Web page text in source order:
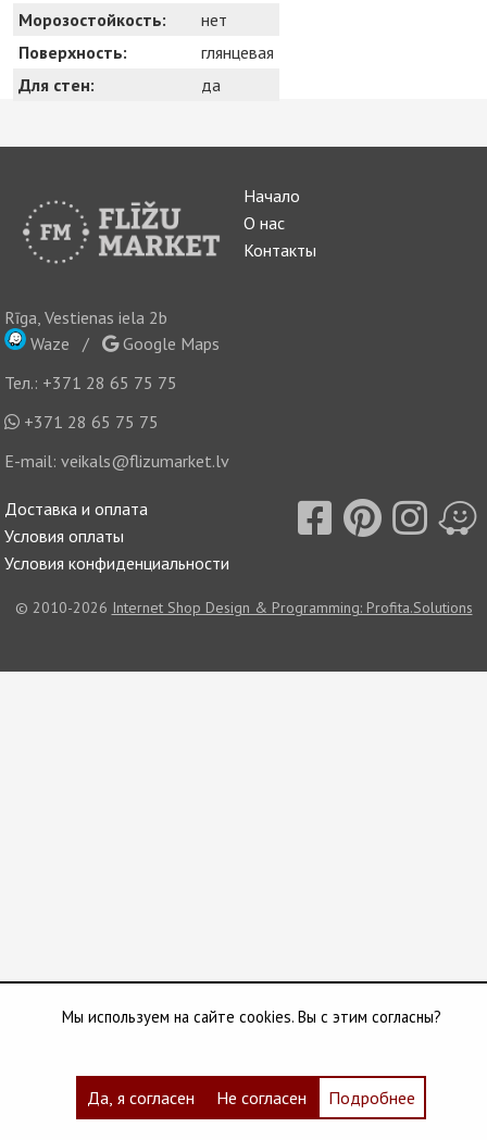
Морозостойкость:
нет
Поверхность:
глянцевая
Для стен:
да
Rīga, Vestienas iela 2b
Waze /
Google Maps
Тел.: +371 28 65 75 75
+371 28 65 75 75
E-mail:veikals@flizumarket.lv
Начало
О нас
Контакты
Доставка и оплата
Условия оплаты
Условия конфиденциальности
© 2010-2026 Internet Shop Design & Programming: Profita.Solutions
Мы используем на сайте cookies. Вы с этим согласны?
Да, я согласен Не согласен Подробнее